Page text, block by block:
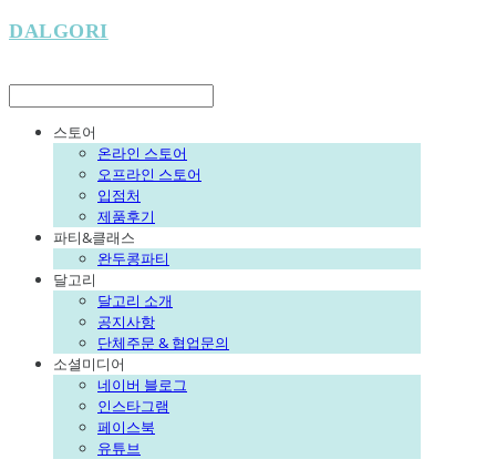
DALGORI
스토어
온라인 스토어
오프라인 스토어
입점처
제품후기
파티&클래스
완두콩파티
달고리
달고리 소개
공지사항
단체주문 & 협업문의
소셜미디어
네이버 블로그
인스타그램
페이스북
유튜브